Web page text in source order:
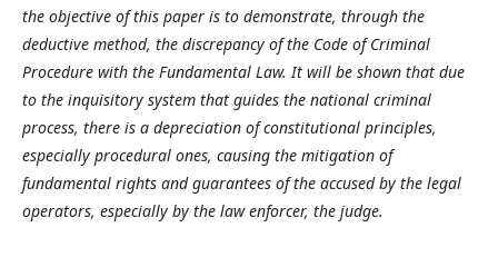
the objective of this paper is to demonstrate, through the
deductive method, the discrepancy of the Code of Criminal
Procedure with the Fundamental Law. It will be shown that due
to the inquisitory system that guides the national criminal
process, there is a depreciation of constitutional principles,
especially procedural ones, causing the mitigation of
fundamental rights and guarantees of the accused by the legal
operators, especially by the law enforcer, the judge.